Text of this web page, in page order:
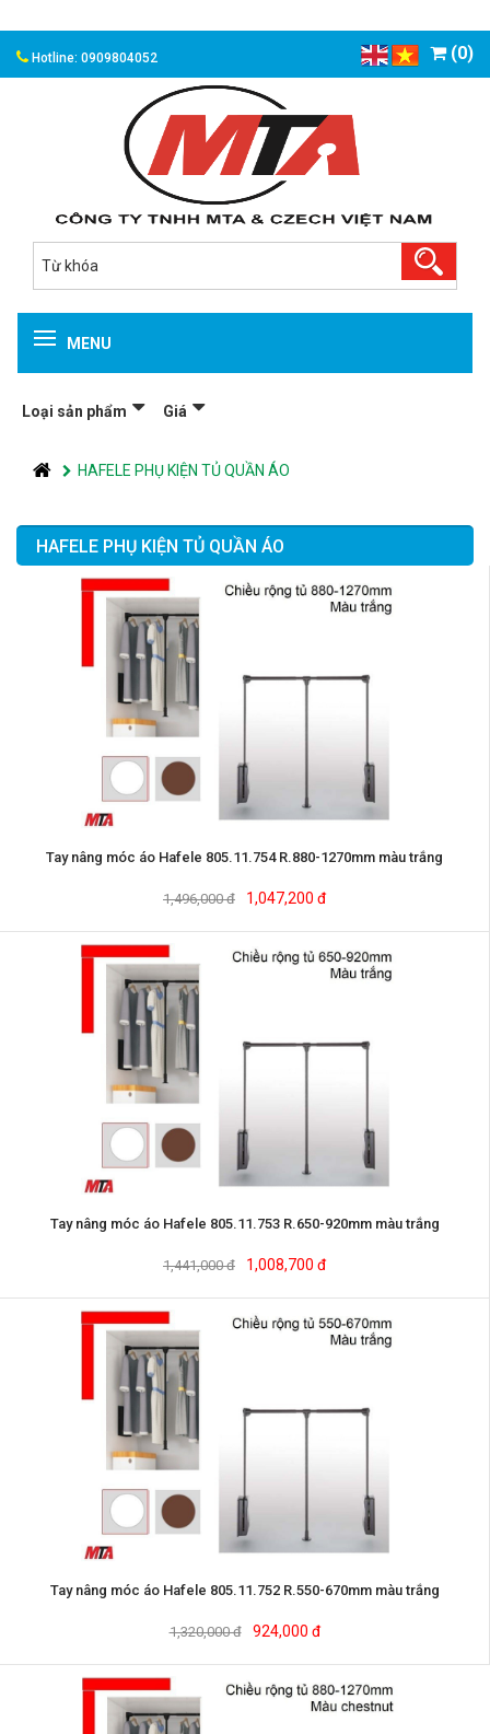
Hotline: 0909804052 (0)
MENU
Loại sản phẩm Giá
HAFELE PHỤ KIỆN TỦ QUẦN ÁO
HAFELE PHỤ KIỆN TỦ QUẦN ÁO
Tay nâng móc áo Hafele 805.11.754 R.880-1270mm màu trắng
1,496,000 đ 1,047,200 đ
Tay nâng móc áo Hafele 805.11.753 R.650-920mm màu trắng
1,441,000 đ 1,008,700 đ
Tay nâng móc áo Hafele 805.11.752 R.550-670mm màu trắng
1,320,000 đ 924,000 đ